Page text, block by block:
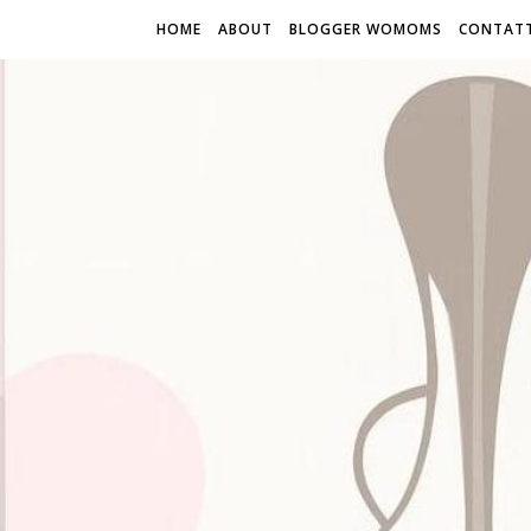
HOME ABOUT BLOGGER WOMOMS